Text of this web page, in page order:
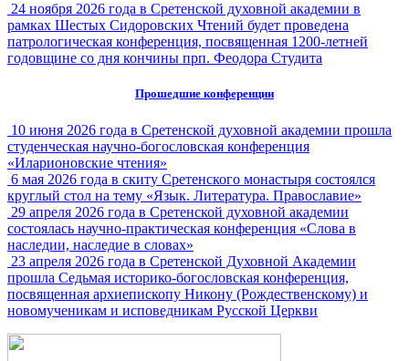
24 ноября 2026 года в Сретенской духовной академии в
рамках Шестых Сидоровских Чтений будет проведена
патрологическая конференция, посвященная 1200-летней
годовщине со дня кончины прп. Феодора Студита
Прошедшие конференции
10 июня 2026 года в Сретенской духовной академии прошла
студенческая научно-богословская конференция
«Иларионовские чтения»
6 мая 2026 года в скиту Сретенского монастыря состоялся
круглый стол на тему «Язык. Литература. Православие»
29 апреля 2026 года в Сретенской духовной академии
состоялась научно-практическая конференция «Слова в
наследии, наследие в словах»
23 апреля 2026 года в Сретенской Духовной Академии
прошла Седьмая историко-богословская конференция,
посвященная архиепископу Никону (Рождественскому) и
новомученикам и исповедникам Русской Церкви